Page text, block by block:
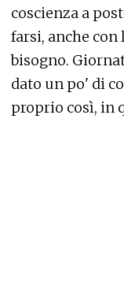
coscienza a
farsi, anche con
bisogno.
dato un po' di
proprio così, in